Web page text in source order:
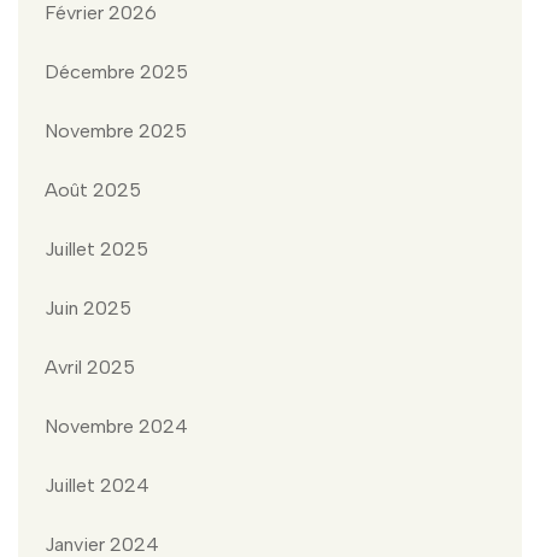
Février 2026
Décembre 2025
Novembre 2025
Août 2025
Juillet 2025
Juin 2025
Avril 2025
Novembre 2024
Juillet 2024
Janvier 2024